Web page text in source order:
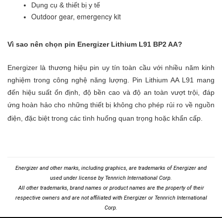
Dụng cụ & thiết bị y tế
Outdoor gear, emergency kit
Vì sao nên chọn pin Energizer Lithium L91 BP2 AA?
Energizer là thương hiệu pin uy tín toàn cầu với nhiều năm kinh
nghiệm trong công nghệ năng lượng. Pin Lithium AA L91 mang
đến hiệu suất ổn định, độ bền cao và độ an toàn vượt trội, đáp
ứng hoàn hảo cho những thiết bị không cho phép rủi ro về nguồn
điện, đặc biệt trong các tình huống quan trọng hoặc khẩn cấp.
Energizer and other marks, including graphics, are trademarks of Energizer and
used under license by Tennrich International Corp.
All other trademarks, brand names or product names are the property of their
respective owners and are not affiliated with Energizer or Tennrich International
Corp.